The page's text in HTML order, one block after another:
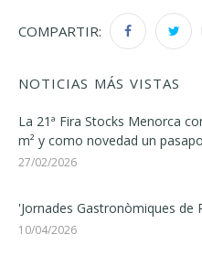
COMPARTIR:
NOTICIAS MÁS VISTAS
La 21ª Fira Stocks Menorca
m² y como novedad un
27/02/2026
'Jornades Gastronòmiques de
10/04/2026